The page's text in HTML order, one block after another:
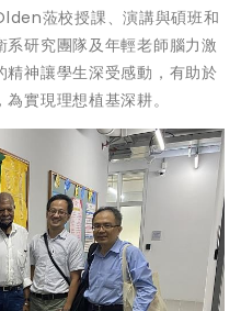
蒞校授課、演講與碩班和
研究團隊及年輕老師腦力激
神讓學生深受感動，有助於
實現理想植基深耕。